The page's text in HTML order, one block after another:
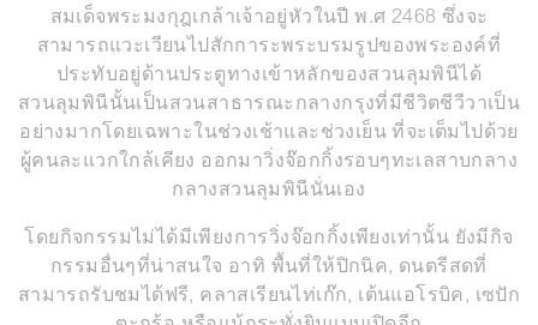
สมเด็จพระมงกุฎเกล้าเจ้าอยู่หัวในปี พ.ศ 2468 ซึ่งจะ
สามารถแวะเวียนไปสักการะพระบรมรูปของพระองค์ที่
ประทับอยู่ด้านประตูทางเข้าหลักของสวนลุมพินีได้
สวนลุมพินีนั้นเป็นสวนสาธารณะกลางกรุงที่มีชีวิตชีวีวาเป็น
อย่างมากโดยเฉพาะในช่วงเช้าและช่วงเย็น ที่จะเต็มไปด้วย
ผู้คนละแวกใกล้เคียง ออกมาวิ่งจ๊อกกิ้งรอบๆทะเลสาบกลาง
กลางสวนลุมพินีนั่นเอง
โดยกิจกรรมไม่ได้มีเพียงการวิ่งจ๊อกกิ้งเพียงเท่านั้น ยังมีกิจ
กรรมอื่นๆที่น่าสนใจ อาทิ พื้นที่ให้ปิกนิค, ดนตรีสดที่
สามารถรับชมได้ฟรี, คลาสเรียนไท่เก๊ก, เต้นแอโรบิค, เซปัก